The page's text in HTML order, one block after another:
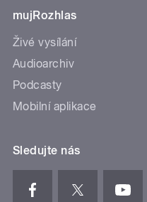
mujRozhlas
Živé vysílání
Audioarchiv
Podcasty
Mobilní aplikace
Sledujte nás